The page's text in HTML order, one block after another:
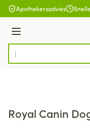
Ga naar de inhoud
Apothekersadvies
Menu
Product, merk,
Royal Canin